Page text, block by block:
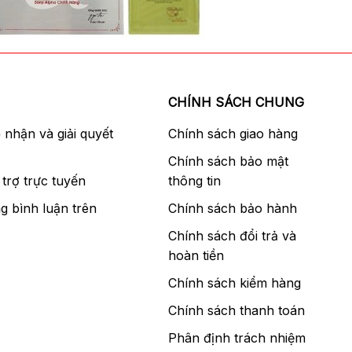
và giải quyết
trực tuyến
bình luận trên
CHÍNH SÁCH CHUNG
Chính sách giao hàng
Chính sách bảo mật
thông tin
Chính sách bảo hành
Chính sách đổi trả và
hoàn tiền
Chính sách kiểm hàng
Chính sách thanh toán
Phân định trách nhiệm